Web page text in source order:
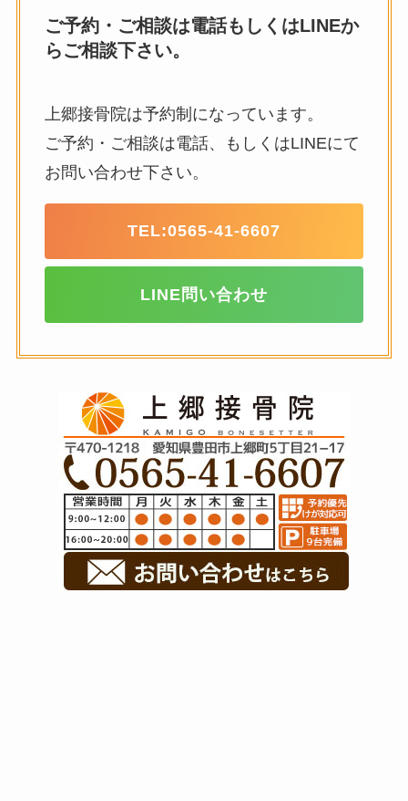
ご予約・ご相談は電話もしくはLINEか
らご相談下さい。
上郷接骨院は予約制になっています。
ご予約・ご相談は電話、もしくはLINEにて
お問い合わせ下さい。
TEL:0565-41-6607
LINE問い合わせ